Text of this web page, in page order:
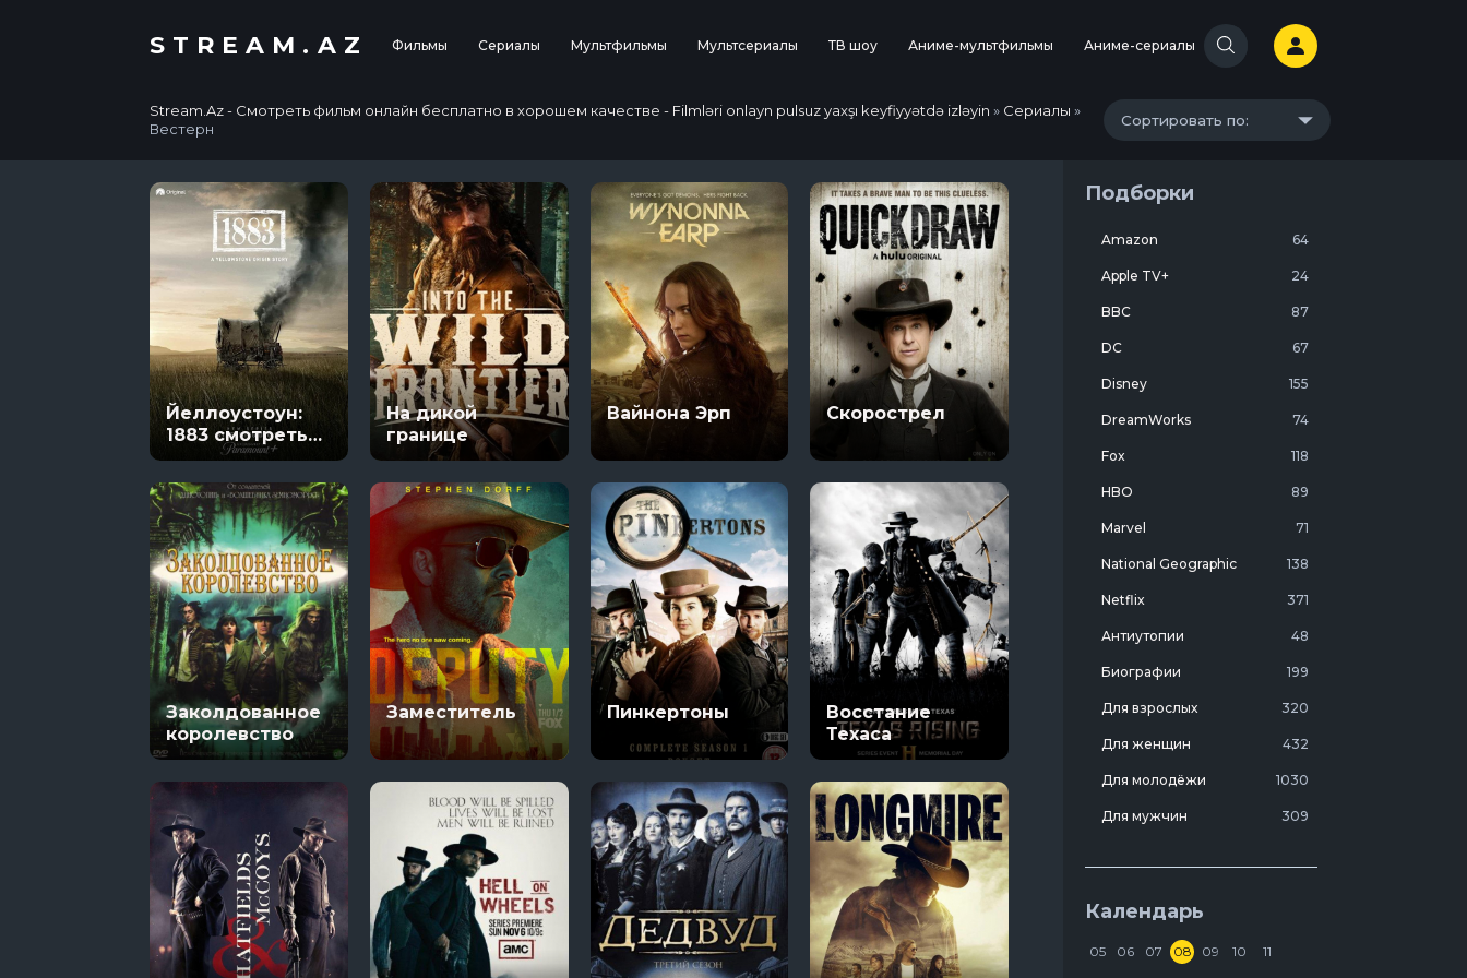
STREAM.AZ Фильмы Сериалы Мультфильмы Мультсериалы ТВ шоу Аниме-мультфильмы Аниме-сериалы
Stream.Az - Смотреть фильм онлайн бесплатно в хорошем качестве - Filmləri onlayn pulsuz yaxşı keyfiyyətdə izləyin » Сериалы »
Вестерн
Сортировать по:
Йеллоустоун:
1883 смотреть
онлайн
На дикой
границе
Вайнона Эрп Скорострел
Заколдованное
королевство
Заместитель Пинкертоны
Восстание
Техаса
Подборки
Amazon 64
Apple TV+ 24
BBC 87
DC 67
Disney 155
DreamWorks 74
Fox 118
HBO 89
Marvel 71
National Geographic 138
Netflix 371
Антиутопии 48
Биографии 199
Для взрослых 320
Для женщин 432
Для молодёжи 1030
Для мужчин 309
Мотивирующие
На реальных событиях
Календарь
05 06 07 08 09 10 11